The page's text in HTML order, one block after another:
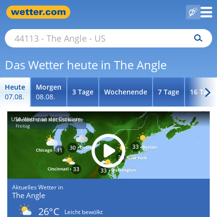
Das Wetter heute in The Angle
Heute
07.08.
Morgen
08.08.
3 Tage Wochenende 7 Tage 16 Tage
USA-Wetter an der Ostküste
Aktuelles Wetter in
The Angle
26°C
Leicht bewölkt